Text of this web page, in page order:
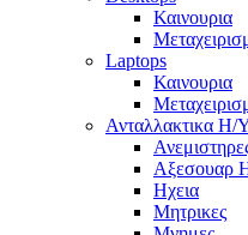
Καινουρια
Laptops
Καινουρια
Ανταλλακτικα H/
Αξεσουαρ
Ηχεια
Μητρικες